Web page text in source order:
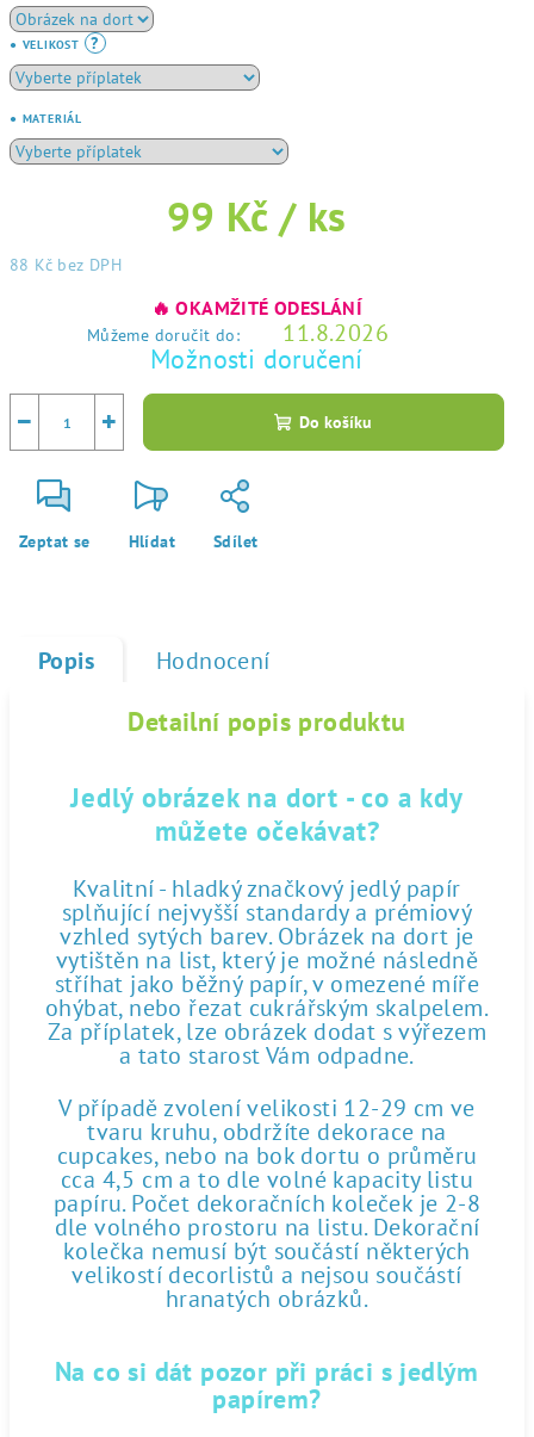
● VELIKOST ?
● MATERIÁL
99 Kč / ks
88 Kč bez DPH
🔥 OKAMŽITÉ ODESLÁNÍ
Můžeme doručit do: 11.8.2026
Možnosti doručení
+
− Do košíku
Zeptat se Hlídat Sdílet
Popis Hodnocení
Detailní popis produktu
Jedlý obrázek na dort - co a kdy
můžete očekávat?
Kvalitní - hladký značkový jedlý papír
splňující nejvyšší standardy a prémiový
vzhled sytých barev. Obrázek na dort je
vytištěn na list, který je možné následně
stříhat jako běžný papír, v omezené míře
ohýbat, nebo řezat cukrářským skalpelem.
Za příplatek, lze obrázek dodat s výřezem
a tato starost Vám odpadne.
V případě zvolení velikosti 12-29 cm ve
tvaru kruhu, obdržíte dekorace na
cupcakes, nebo na bok dortu o průměru
cca 4,5 cm a to dle volné kapacity listu
papíru. Počet dekoračních koleček je 2-8
dle volného prostoru na listu. Dekorační
kolečka nemusí být součástí některých
velikostí decorlistů a nejsou součástí
hranatých obrázků.
Na co si dát pozor při práci s jedlým
papírem?